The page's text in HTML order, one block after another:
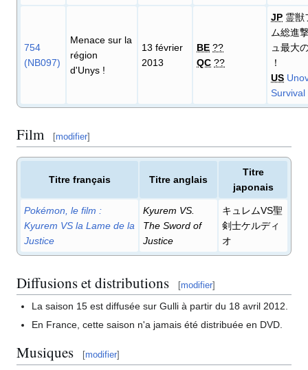
754
(NB097)
Menace sur la
région
d'Unys !
13 février
2013
BE ??
QC ??
JP 霊獣
ム総進
ュ最大
！
US
Survival
Film [modifier]
Titre français Titre anglais
Titre
japonais
Pokémon, le film :
Kyurem VS la Lame de la
Justice
Kyurem VS.
The Sword of
Justice
キュレムVS聖
剣士ケルディ
オ
Diffusions et distributions [modifier]
La saison 15 est diffusée sur Gulli à partir du 18 avril 2012.
En France, cette saison n'a jamais été distribuée en DVD.
Musiques [modifier]